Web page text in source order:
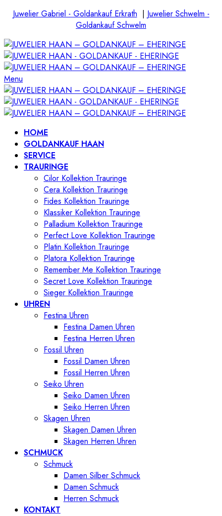
Juwelier Gabriel - Goldankauf Erkrath | Juwelier Schwelm -
Goldankauf Schwelm
Menu
HOME
GOLDANKAUF HAAN
SERVICE
TRAURINGE
Cilor Kollektion Trauringe
Cera Kollektion Trauringe
Fides Kollektion Trauringe
Klassiker Kollektion Trauringe
Palladium Kollektion Trauringe
Perfect Love Kollektion Trauringe
Platin Kollektion Trauringe
Platora Kollektion Trauringe
Remember Me Kollektion Trauringe
Secret Love Kollektion Trauringe
Sieger Kollektion Trauringe
UHREN
Festina Uhren
Festina Damen Uhren
Festina Herren Uhren
Fossil Uhren
Fossil Damen Uhren
Fossil Herren Uhren
Seiko Uhren
Seiko Damen Uhren
Seiko Herren Uhren
Skagen Uhren
Skagen Damen Uhren
Skagen Herren Uhren
SCHMUCK
Schmuck
Damen Silber Schmuck
Damen Schmuck
Herren Schmuck
KONTAKT